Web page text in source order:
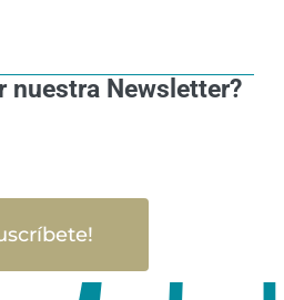
nuestra Newsletter?